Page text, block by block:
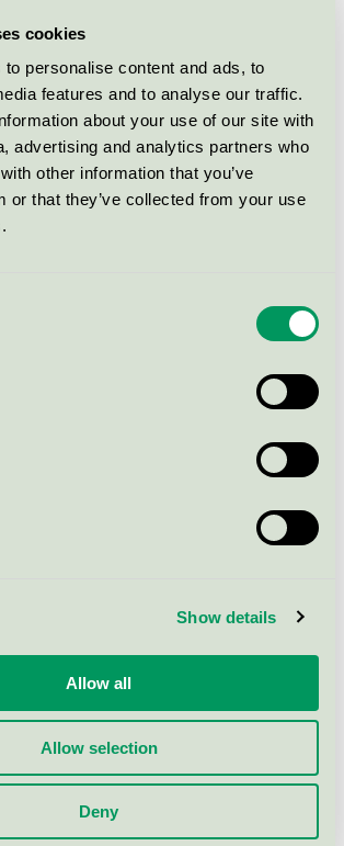
cookies
personalise content and ads, to
features and to analyse our traffic.
about your use of our site with
advertising and analytics partners who
other information that you’ve
or that they’ve collected from your use
Show details
Allow all
Allow selection
Deny
för professionellt bruk 080
och spolglans 017
i plast och silikon 098
031
013
toner- och bläckpatroner 008
110